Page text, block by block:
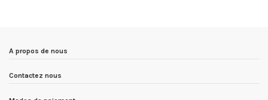
A propos de nous
Contactez nous